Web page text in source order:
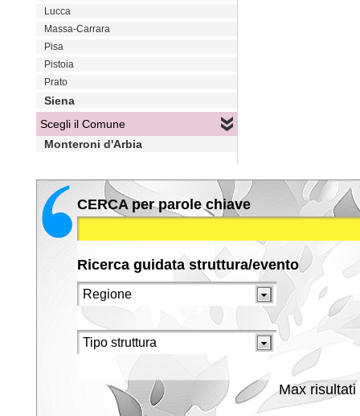
Lucca
Massa-Carrara
Pisa
Pistoia
Prato
Siena
Scegli il Comune
Monteroni d'Arbia
CERCA per parole chiave
Ricerca guidata struttura/evento
Max risultati